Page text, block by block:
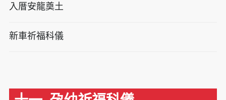
入厝安龍奠土
新車祈福科儀